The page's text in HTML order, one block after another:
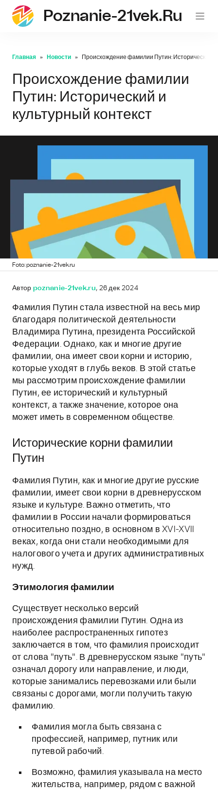
Poznanie-21vek.ru
Главная Новости Происхождение фамилии Путин: Исторический и
Происхождение фамилии
Путин: Исторический и
культурный контекст
Foto: poznanie-21vek.ru
Автор poznanie-21vek.ru, 26 дек 2024
Фамилия Путин стала известной на весь мир
благодаря политической деятельности
Владимира Путина, президента Российской
Федерации. Однако, как и многие другие
фамилии, она имеет свои корни и историю,
которые уходят в глубь веков. В этой статье
мы рассмотрим происхождение фамилии
Путин, ее исторический и культурный
контекст, а также значение, которое она
может иметь в современном обществе.
Исторические корни фамилии
Путин
Фамилия Путин, как и многие другие русские
фамилии, имеет свои корни в древнерусском
языке и культуре. Важно отметить, что
фамилии в России начали формироваться
относительно поздно, в основном в XVI-XVII
веках, когда они стали необходимыми для
налогового учета и других административных
нужд.
Этимология фамилии
Существует несколько версий
происхождения фамилии Путин. Одна из
наиболее распространенных гипотез
заключается в том, что фамилия происходит
от слова "путь". В древнерусском языке "путь"
означал дорогу или направление, и люди,
которые занимались перевозками или были
связаны с дорогами, могли получить такую
фамилию.
Фамилия могла быть связана с
профессией, например, путник или
путевой рабочий.
Возможно, фамилия указывала на место
жительства, например, рядом с важной